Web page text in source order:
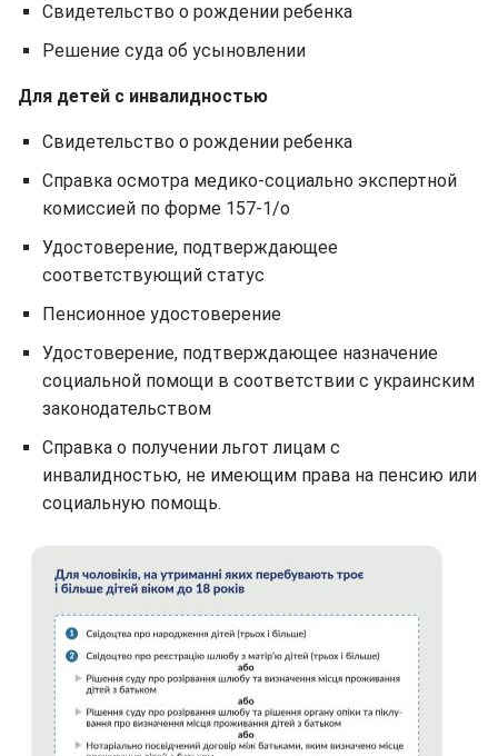
Свидетельство о рождении ребенка
Решение суда об усыновлении
Для детей с инвалидностью
Свидетельство о рождении ребенка
Справка осмотра медико-социально экспертной
комиссией по форме 157-1/о
Удостоверение, подтверждающее
соответствующий статус
Пенсионное удостоверение
Удостоверение, подтверждающее назначение
социальной помощи в соответствии с украинским
законодательством
Справка о получении льгот лицам с
инвалидностью, не имеющим права на пенсию или
социальную помощь.